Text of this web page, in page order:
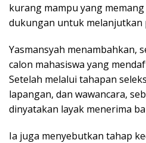
kurang mampu yang
dukungan untuk melanjutkan
Yasmansyah menambahkan,
calon mahasiswa yang
Setelah melalui tahapan
lapangan, dan wawancara,
dinyatakan layak menerima
Ia juga menyebutkan tahap